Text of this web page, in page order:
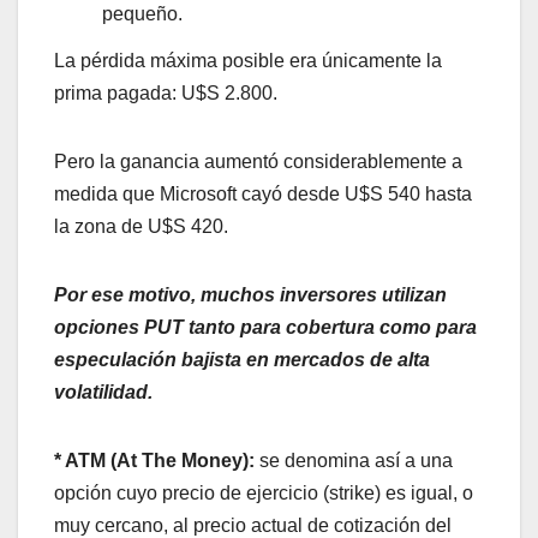
pequeño.
La pérdida máxima posible era únicamente la
prima pagada: U$S 2.800.
Pero la ganancia aumentó considerablemente a
medida que Microsoft cayó desde U$S 540 hasta
la zona de U$S 420.
Por ese motivo, muchos inversores utilizan
opciones PUT tanto para cobertura como para
especulación bajista en mercados de alta
volatilidad.
* ATM (At The Money): se denomina así a una
opción cuyo precio de ejercicio (strike) es igual, o
muy cercano, al precio actual de cotización del